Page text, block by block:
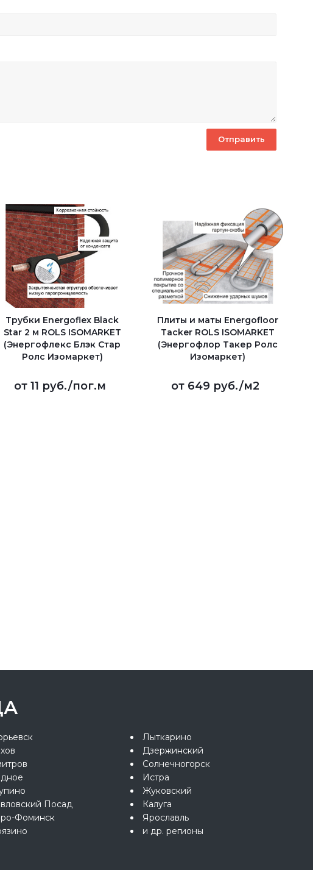
Трубки Energoflex Black
Star 2 м ROLS ISOMARKET
(Энергофлекс Блэк Стар
Ролс Изомаркет)
от 11 руб./пог.м
Плиты и маты Energofloor
Tacker ROLS ISOMARKET
(Энергофлор Такер Ролс
Изомаркет)
от 649 руб./м2
Посад
Фоминск
Лыткарино
Дзержинский
Солнечногорск
Истра
Жуковский
Калуга
Ярославль
и др. регионы